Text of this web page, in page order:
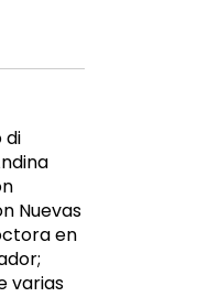
di
Nuevas
en
varias